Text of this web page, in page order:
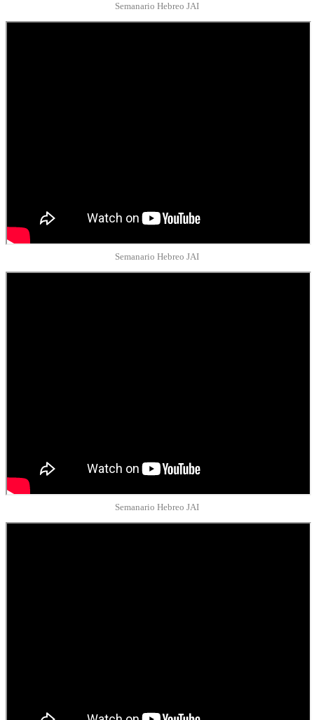
Semanario Hebreo JAI
Semanario Hebreo JAI
Semanario Hebreo JAI